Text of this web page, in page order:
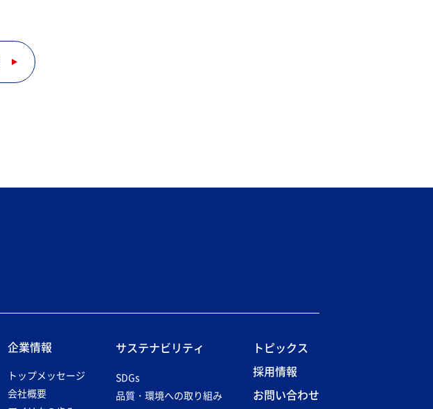
企業情報
トップメッセージ
会社概要
サステナビリティ
SDGs
品質・環境への取り組み
トピックス
採用情報
お問い合わせ